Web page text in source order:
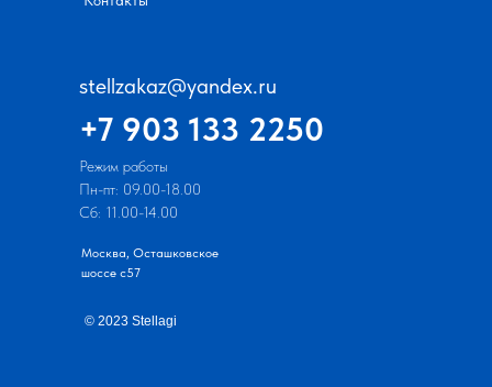
© 2023 Stellagi
Режим работы
Пн-пт: 09.00-18.00
Сб: 11.00-14.00
stellzakaz@yandex.ru
+7 903 133 2250
Москва, Осташковское
шоссе с57